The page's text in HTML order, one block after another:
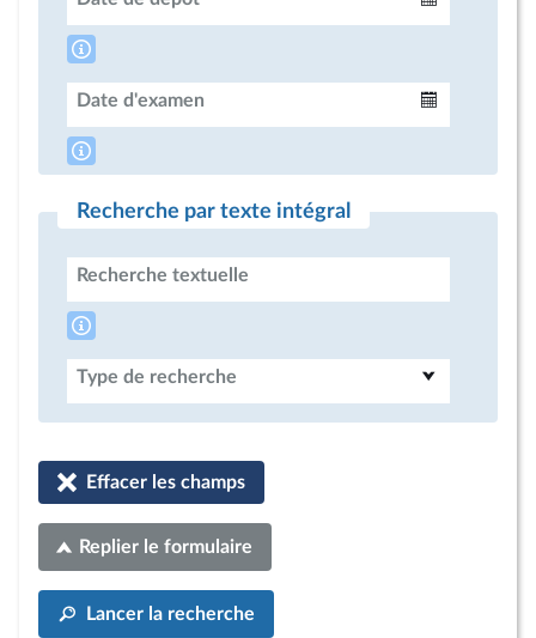
Date d'examen
Recherche par texte intégral
Recherche textuelle
Type de recherche
Effacer les champs
Replier le formulaire
Lancer la recherche